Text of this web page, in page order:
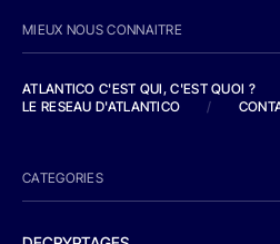
MIEUX NOUS CONNAITRE
ATLANTICO C'EST QUI, C'EST QUOI ?
LE RESEAU D'ATLANTICO
/
CATEGORIES